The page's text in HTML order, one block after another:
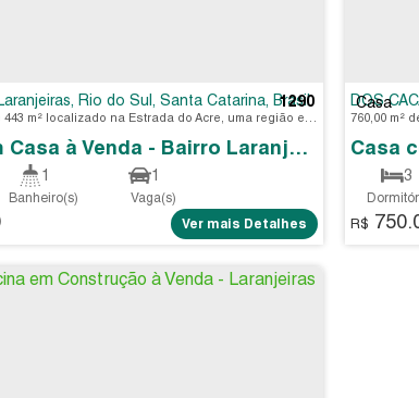
1290
Terreno com Casa à Venda - Bairro Laranjeiras
Laranjeiras, Rio do Sul , Santa Catarina, Brasil
1
Banheiro(s)
1
Vaga(s)
Ver mais Detalhes
Casa
Casa
R$
DOS
3
760